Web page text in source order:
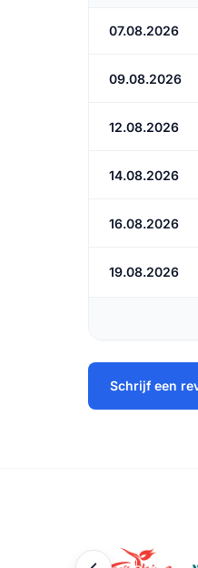
07.08.2026
09.08.2026
12.08.2026
14.08.2026
16.08.2026
19.08.2026
Schrijf een